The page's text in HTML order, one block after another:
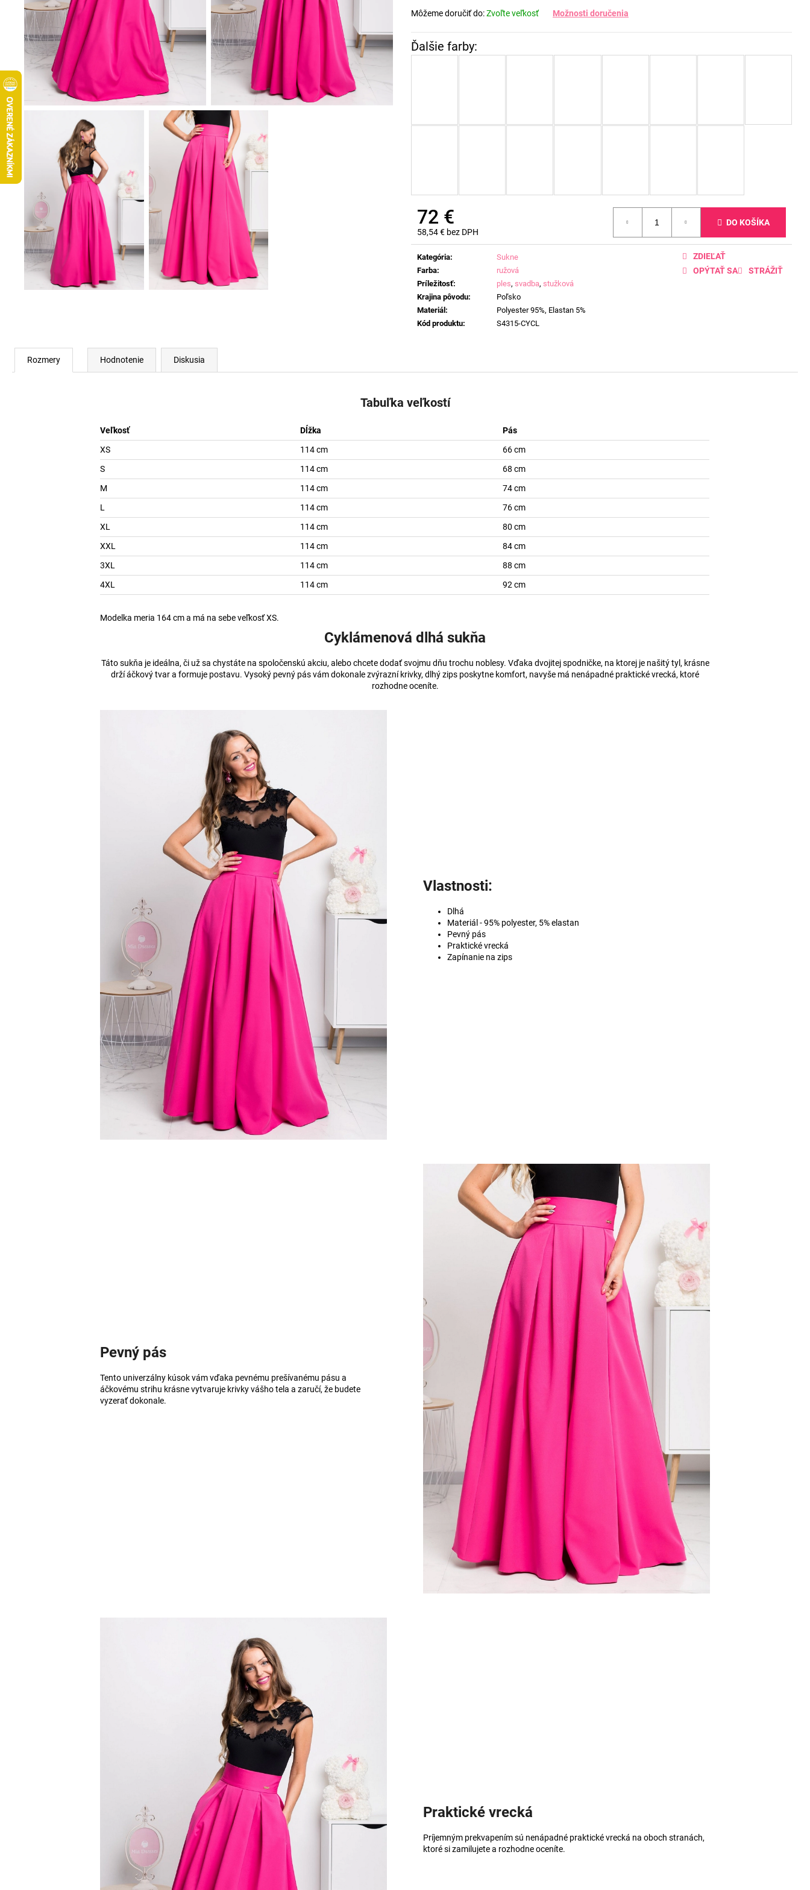
Môžeme doručiť do:Zvoľte veľkosť Možnosti doručenia
72 €
58,54 € bez DPH
Jednotková
cena:
DO KOŠÍKA
Kategória:
Sukne
Farba:
ružová
Príležitosť: ples, svadba, stužková
Krajina pôvodu:
Poľsko
Materiál:
Polyester 95%, Elastan 5%
Kód produktu: S4315-CYCL
OPÝTAŤ SA STRÁŽIŤ
ZDIEĽAŤ
Rozmery Hodnotenie Diskusia
Tabuľka veľkostí
Veľkosť Dĺžka
Pás
XS
114 cm
66 cm
S
114 cm
68 cm
M
114 cm
74 cm
L
114 cm
76 cm
XL
114 cm
80 cm
XXL
114 cm
84 cm
3XL
114 cm
88 cm
4XL
114 cm 92 cm
Modelka meria 164 cm a má na sebe veľkosť XS.
Cyklámenová dlhá sukňa
Táto sukňa je ideálna, či už sa chystáte na spoločenskú akciu, alebo chcete dodať svojmu dňu trochu noblesy. Vďaka dvojitej spodničke, na ktorej je našitý tyl, krásne
drží áčkový tvar a formuje postavu. Vysoký pevný pás vám dokonale zvýrazní krivky, dlhý zips poskytne komfort, navyše má nenápadné praktické vrecká, ktoré
rozhodne oceníte.
Vlastnosti:
Dlhá
Materiál - 95% polyester, 5% elastan
Pevný pás
Praktické vrecká
Zapínanie na zips
Pevný pás
Tento univerzálny kúsok vám vďaka pevnému prešívanému pásu a
áčkovému strihu krásne vytvaruje krivky vášho tela a zaručí, že budete
vyzerať dokonale.
Praktické vrecká
Príjemným prekvapením sú nenápadné praktické vrecká na oboch stranách,
ktoré si zamilujete a rozhodne oceníte.